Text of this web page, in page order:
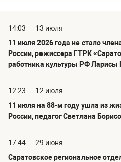
14:03
13 июля
11 июля 2026 года не стало
России, режиссера ГТРК
работника культуры РФ Ларисы
12:23
12 июля
11 июля на 88-м году ушла из
России, педагог Светлана
17:44
29 июня
Саратовское региональное